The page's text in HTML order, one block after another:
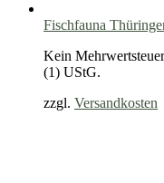
Fischfauna
Kein
(1) UStG.
zzgl. Versandkosten